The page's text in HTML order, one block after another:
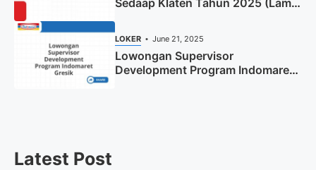
LOKER June 21, 2025
Lowongan Supervisor
Development Program Indomaret
Latest Post